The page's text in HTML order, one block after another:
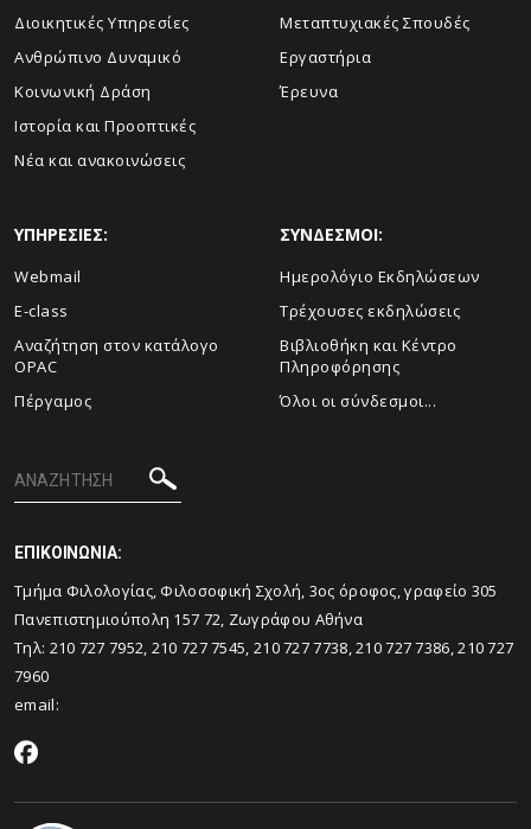
Διοικητικές Υπηρεσίες
Ανθρώπινο Δυναμικό
Κοινωνική Δράση
Ιστορία και Προοπτικές
Νέα και ανακοινώσεις
Μεταπτυχιακές Σπουδές
Εργαστήρια
Έρευνα
ΥΠΗΡΕΣΙΕΣ:
Webmail
E-class
Αναζήτηση στον κατάλογο
OPAC
Πέργαμος
ΣΥΝΔΕΣΜΟΙ:
Ημερολόγιο Εκδηλώσεων
Τρέχουσες εκδηλώσεις
Βιβλιοθήκη και Κέντρο
Πληροφόρησης
Όλοι οι σύνδεσμοι...
ΕΠΙΚΟΙΝΩΝΙΑ:
Tμήμα Φιλολογίας, Φιλοσοφική Σχολή, 3ος όροφος, γραφείο 305
Πανεπιστημιούπολη 157 72, Ζωγράφου Αθήνα
Τηλ: 210 727 7952, 210 727 7545, 210 727 7738, 210 727 7386, 210 727
7960
email: